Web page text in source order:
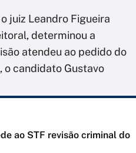
juiz Leandro Figueira
determinou a
atendeu ao pedido do
o candidato Gustavo
ao STF revisão criminal do